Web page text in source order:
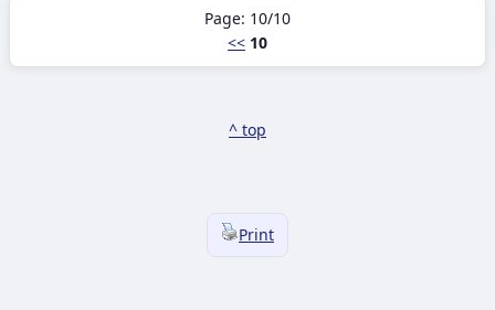
Page: 10/10
<< 10
^ top
Print